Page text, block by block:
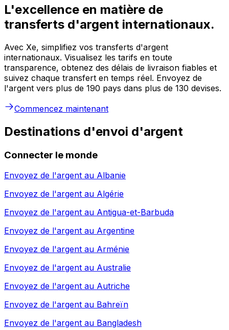
L'excellence en matière de
transferts d'argent internationaux.
Avec Xe, simplifiez vos transferts d'argent
internationaux. Visualisez les tarifs en toute
transparence, obtenez des délais de livraison fiables et
suivez chaque transfert en temps réel. Envoyez de
l'argent vers plus de 190 pays dans plus de 130 devises.
Commencez maintenant
Destinations d'envoi d'argent
Connecter le monde
Envoyez de l'argent au Albanie
Envoyez de l'argent au Algérie
Envoyez de l'argent au Antigua-et-Barbuda
Envoyez de l'argent au Argentine
Envoyez de l'argent au Arménie
Envoyez de l'argent au Australie
Envoyez de l'argent au Autriche
Envoyez de l'argent au Bahreïn
Envoyez de l'argent au Bangladesh